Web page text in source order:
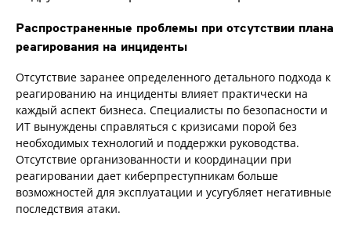
Распространенные проблемы при отсутствии плана
реагирования на инциденты
Отсутствие заранее определенного детального подхода к
реагированию на инциденты влияет практически на
каждый аспект бизнеса. Специалисты по безопасности и
ИТ вынуждены справляться с кризисами порой без
необходимых технологий и поддержки руководства.
Отсутствие организованности и координации при
реагировании дает киберпреступникам больше
возможностей для эксплуатации и усугубляет негативные
последствия атаки.